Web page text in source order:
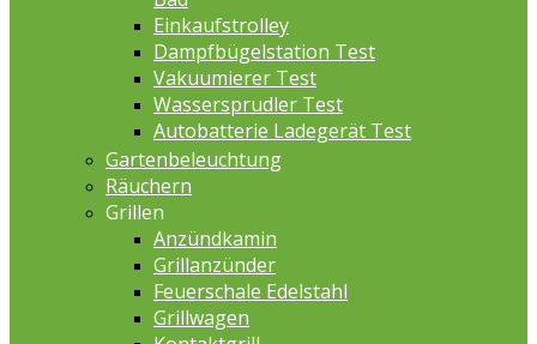
Einkaufstrolley
Dampfbügelstation Test
Vakuumierer Test
Wassersprudler Test
Autobatterie Ladegerät Test
Gartenbeleuchtung
Räuchern
Grillen
Anzündkamin
Grillanzünder
Feuerschale Edelstahl
Grillwagen